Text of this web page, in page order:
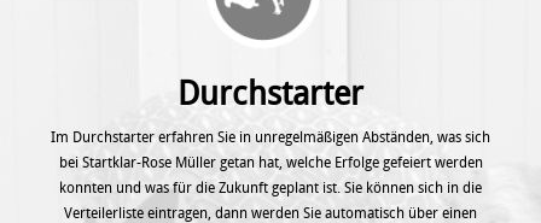
Durchstarter
Im Durchstarter erfahren Sie in unregel­mäßigen Abständen, was sich
bei Startklar-Rose Müller getan hat, welche Erfolge gefeiert werden
konnten und was für die Zukunft geplant ist. Sie können sich in die
Verteilerliste eintragen, dann werden Sie automatisch über einen